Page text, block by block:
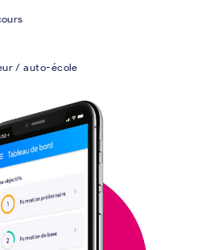
/ auto-école